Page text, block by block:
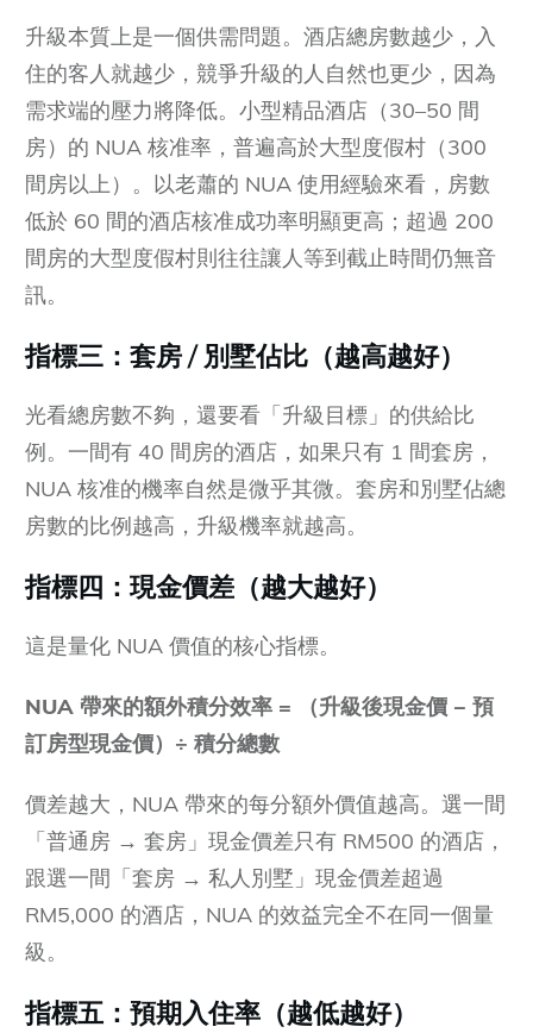
升級本質上是一個供需問題。酒店總房數越少，入
住的客人就越少，競爭升級的人自然也更少，因為
需求端的壓力將降低。小型精品酒店（30–50 間
房）的 NUA 核准率，普遍高於大型度假村（300
間房以上）。以老蕭的 NUA 使用經驗來看，房數
低於 60 間的酒店核准成功率明顯更高；超過 200
間房的大型度假村則往往讓人等到截止時間仍無音
訊。
指標三：套房 / 別墅佔比（越高越好）
光看總房數不夠，還要看「升級目標」的供給比
例。一間有 40 間房的酒店，如果只有 1 間套房，
NUA 核准的機率自然是微乎其微。套房和別墅佔總
房數的比例越高，升級機率就越高。
指標四：現金價差（越大越好）
這是量化 NUA 價值的核心指標。
NUA 帶來的額外積分效率 = （升級後現金價 − 預
訂房型現金價）÷ 積分總數
價差越大，NUA 帶來的每分額外價值越高。選一間
「普通房 → 套房」現金價差只有 RM500 的酒店，
跟選一間「套房 → 私人別墅」現金價差超過
RM5,000 的酒店，NUA 的效益完全不在同一個量
級。
指標五：預期入住率（越低越好）